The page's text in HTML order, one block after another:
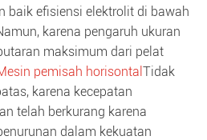
baik efisiensi elektrolit di bawah
karena pengaruh ukuran
maksimum dari pelat
pemisah horisontal Tidak
karena kecepatan
telah berkurang karena
dalam kekuatan